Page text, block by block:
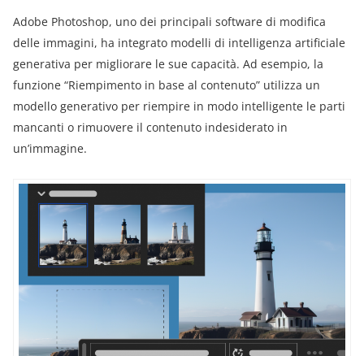
Adobe Photoshop, uno dei principali software di modifica
delle immagini, ha integrato modelli di intelligenza artificiale
generativa per migliorare le sue capacità. Ad esempio, la
funzione “Riempimento in base al contenuto” utilizza un
modello generativo per riempire in modo intelligente le parti
mancanti o rimuovere il contenuto indesiderato in
un’immagine.